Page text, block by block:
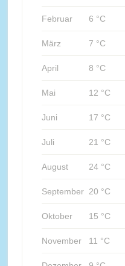
Februar 6 °C
März 7 °C
April 8 °C
Mai 12 °C
Juni 17 °C
Juli 21 °C
August 24 °C
September 20 °C
Oktober 15 °C
November 11 °C